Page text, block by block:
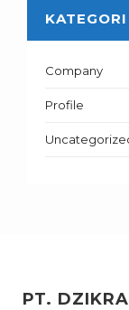
KATEGORI
Company
Profile
PT.